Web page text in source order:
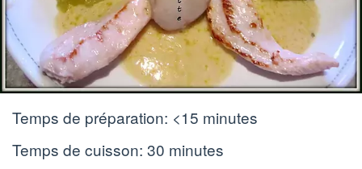
Temps de préparation: <15 minutes
Temps de cuisson: 30 minutes